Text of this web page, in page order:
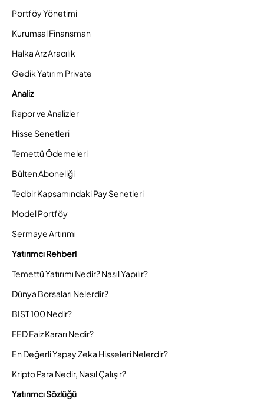
Portföy Yönetimi
Kurumsal Finansman
Halka Arz Aracılık
Gedik Yatırım Private
Analiz
Rapor ve Analizler
Hisse Senetleri
Temettü Ödemeleri
Bülten Aboneliği
Tedbir Kapsamındaki Pay Senetleri
Model Portföy
Sermaye Artırımı
Yatırımcı Rehberi
Temettü Yatırımı Nedir? Nasıl Yapılır?
Dünya Borsaları Nelerdir?
BIST 100 Nedir?
FED Faiz Kararı Nedir?
En Değerli Yapay Zeka Hisseleri Nelerdir?
Kripto Para Nedir, Nasıl Çalışır?
Yatırımcı Sözlüğü